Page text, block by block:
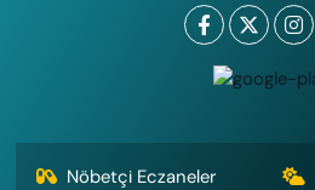
Nöbetçi Eczaneler